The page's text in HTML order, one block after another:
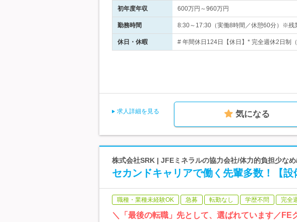
初年度年収 600万円～960万円
勤務時間 8:30～17:30（実働8時間／休憩60分）※残
休日・休暇 # 年間休日124日【休日】* 完全週休2日制
求人詳細を見る 気になる
株式会社SRK | JFEミネラルの協力会社/体力的負担少な
セカンドキャリアで働く先輩多数！【
職種・業種未経験OK 急募 転勤なし 学歴不問 完全
＼「最後の転職」先として、選ばれています／